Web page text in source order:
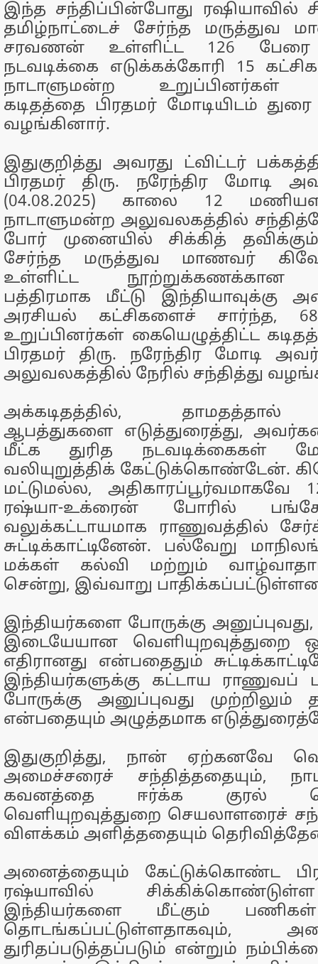
இந்த சந்திப்பின்போது ரஷியாவில்
தமிழ்நாட்டைச் சேர்ந்த மருத்துவ
சரவணன் உள்ளிட்ட 126
நடவடிக்கை எடுக்கக்கோரி 15
நாடாளுமன்ற உறுப்பினர்கள்
கடிதத்தை பிரதமர் மோடியிடம்
வழங்கினார்.
இதுகுறித்து அவரது ட்விட்டர்
பிரதமர் திரு. நரேந்திர மோடி
(04.08.2025) காலை 12
நாடாளுமன்ற அலுவலகத்தில்
போர் முனையில் சிக்கித்
சேர்ந்த மருத்துவ மாணவர்
உள்ளிட்ட நூற்றுக்கணக்கான
பத்திரமாக மீட்டு இந்தியாவுக்கு
அரசியல் கட்சிகளைச் சார்ந்த,
உறுப்பினர்கள் கையெழுத்திட்ட
பிரதமர் திரு. நரேந்திர மோடி
அலுவலகத்தில் நேரில் சந்தித்து
அக்கடிதத்தில், தாமதத்தால்
ஆபத்துகளை எடுத்துரைத்து,
மீட்க துரித நடவடிக்கைகள்
வலியுறுத்திக் கேட்டுக்கொண்டேன்.
மட்டுமல்ல, அதிகாரப்பூர்வமாகவே
ரஷ்யா-உக்ரைன் போரில்
வலுக்கட்டாயமாக ராணுவத்தில்
சுட்டிக்காட்டினேன். பல்வேறு
மக்கள் கல்வி மற்றும்
சென்று, இவ்வாறு
இந்தியர்களை போருக்கு
இடையேயான வெளியுறவுத்துறை
எதிரானது என்பதைதும்
இந்தியர்களுக்கு கட்டாய ராணுவப்
போருக்கு அனுப்புவது
என்பதையும் அழுத்தமாக
இதுகுறித்து, நான் ஏற்கனவே
அமைச்சரைச் சந்தித்ததையும்,
கவனத்தை ஈர்க்க குரல்
வெளியுறவுத்துறை செயலாளரைச்
விளக்கம் அளித்ததையும்
அனைத்தையும் கேட்டுக்கொண்ட
ரஷ்யாவில்
இந்தியர்களை மீட்கும்
தொடங்கப்பட்டுள்ளதாகவும்,
துரிதப்படுத்தப்படும் என்றும்